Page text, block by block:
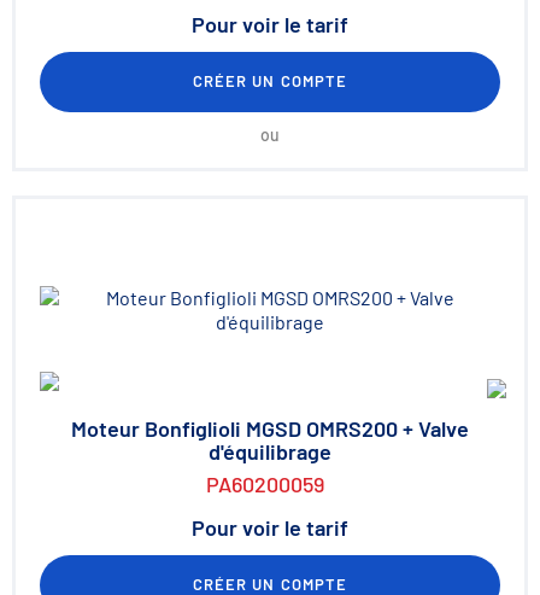
Pour voir le tarif
CRÉER UN COMPTE
ou
Moteur Bonfiglioli MGSD OMRS200 + Valve
d'équilibrage
PA60200059
Pour voir le tarif
CRÉER UN COMPTE